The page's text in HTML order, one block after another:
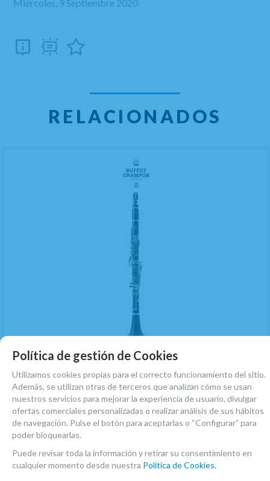
Miércoles, 9 Septiembre 2020
RELACIONADOS
Clarinete Sib Buffet E13 Llave Mib BC1102L-2-0
CONSULTAR STOCK. AGOTADO TEMPORALMENTE.
1.825€
21.00%IVA incluido
- +
unidad
RESERVA PREPAGO
Política de gestión de Cookies
Utilizamos cookies propias para el correcto funcionamiento del sitio.
Además, se utilizan otras de terceros que analizan cómo se usan
nuestros servicios para mejorar la experiencia de usuario, divulgar
ofertas comerciales personalizadas o realizar análisis de sus hábitos
de navegación. Pulse el botón para aceptarlas o “Configurar” para
poder bloquearlas.
Puede revisar toda la información y retirar su consentimiento en
cualquier momento desde nuestra Política de Cookies.